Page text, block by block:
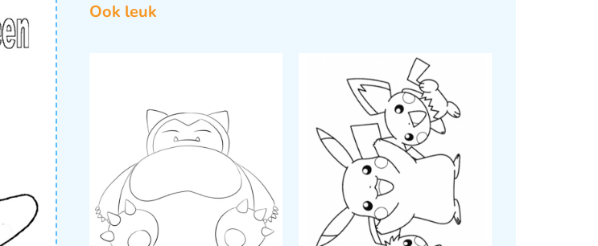
Ook leuk